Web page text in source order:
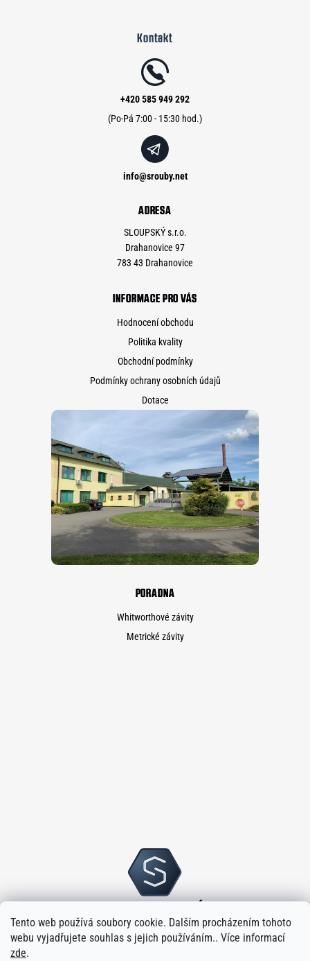
Tento web používá soubory cookie. Dalším procházením tohoto
webu vyjadřujete souhlas s jejich používáním.. Více informací
zde.
Kontakt
info@srouby.net
+420 585 949 292
ADRESA
SLOUPSKÝ s.r.o.
Drahanovice 97
783 43 Drahanovice
INFORMACE PRO VÁS
Hodnocení obchodu
Politika kvality
Obchodní podmínky
Podmínky ochrany osobních údajů
Dotace
PORADNA
Whitworthové závity
Metrické závity